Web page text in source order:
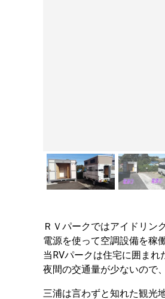
ＲＶパークではアイドリン
電源を使って空調設備を稼
当RVパークは住宅に囲まれ
夜間の交通量が少ないので
三浦は言わずと知れた観光